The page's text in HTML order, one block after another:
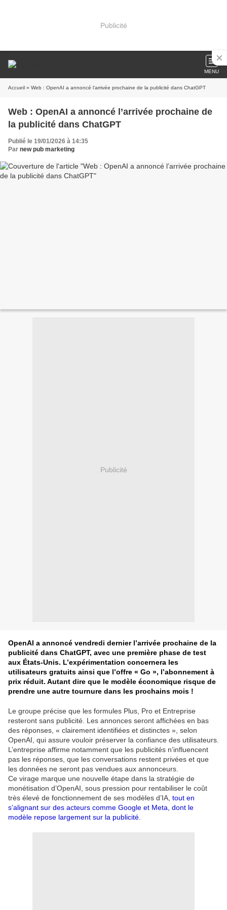
Publicité
MENU
Accueil » Web : OpenAI a annoncé l’arrivée prochaine de la publicité dans ChatGPT
Web : OpenAI a annoncé l’arrivée prochaine de
la publicité dans ChatGPT
Publié le 19/01/2026 à 14:35
Par new pub marketing
Publicité
OpenAI a annoncé vendredi dernier l’arrivée prochaine de la
publicité dans ChatGPT, avec une première phase de test
aux États-Unis. L’expérimentation concernera les
utilisateurs gratuits ainsi que l’offre « Go », l’abonnement à
prix réduit. Autant dire que le modèle économique risque de
prendre une autre tournure dans les prochains mois !
Le groupe précise que les formules Plus, Pro et Entreprise
resteront sans publicité. Les annonces seront affichées en bas
des réponses, « clairement identifiées et distinctes », selon
OpenAI, qui assure vouloir préserver la confiance des utilisateurs.
L’entreprise affirme notamment que les publicités n’influencent
pas les réponses, que les conversations restent privées et que
les données ne seront pas vendues aux annonceurs.
Ce virage marque une nouvelle étape dans la stratégie de
monétisation d’OpenAI, sous pression pour rentabiliser le coût
très élevé de fonctionnement de ses modèles d’IA, tout en
s’alignant sur des acteurs comme Google et Meta, dont le
modèle repose largement sur la publicité.